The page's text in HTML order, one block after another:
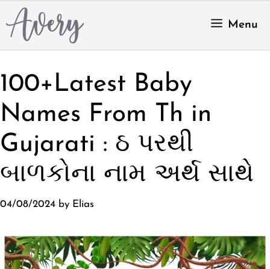
to
content
Menu
100+Latest Baby
Names From Th in
Gujarati : ઠ પરથી
બાળકોના નામ અર્થ સાથે
04/08/2024 by Elias